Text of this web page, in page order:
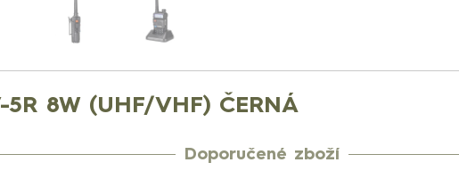
5R 8W (UHF/VHF) ČERNÁ
Doporučené zboží